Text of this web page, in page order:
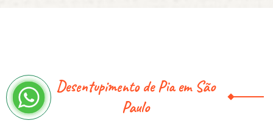
Desentupimento de Pia em São
Paulo